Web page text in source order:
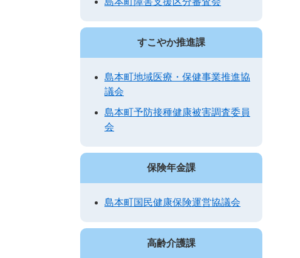
すこやか推進課
島本町地域医療・保健事業推進協
議会
島本町予防接種健康被害調査委員
会
保険年金課
島本町国民健康保険運営協議会
高齢介護課